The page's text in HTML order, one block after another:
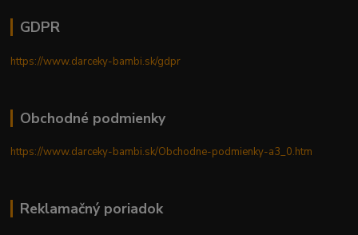
GDPR
https://www.darceky-bambi.sk/gdpr
Obchodné podmienky
https://www.darceky-bambi.sk/Obchodne-podmienky-a3_0.htm
Reklamačný poriadok